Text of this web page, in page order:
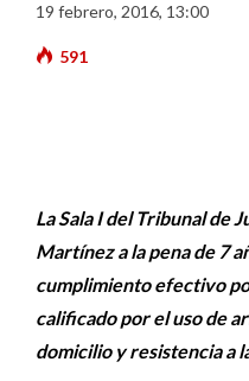
19 febrero, 2016, 13:00
591
La Sala I del Tribunal de
Martínez a la pena de 7
cumplimiento efectivo
calificado por el uso de
domicilio y resistencia a